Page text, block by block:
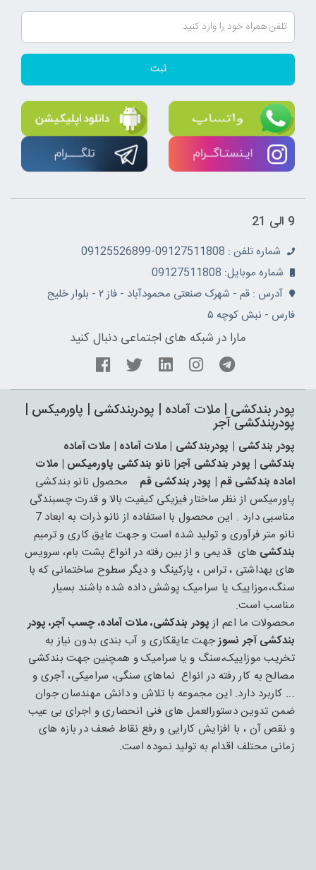
ثبت
9 الی 21
شماره تلفن : 09127511808-09125526899
شماره موبایل: 09127511808
آدرس : قم - شهرک صنعتی محمودآباد - فاز ۲ - بلوار خلیج
فارس - نبش کوچه ۵
مارا در شبکه های اجتماعی دنبال کنید
پودر بندکشی | ملات آماده | پودربندکشی | پاورمیکس |
پودربندکشی آجر
پودر بندکشی | پودربندکشی | ملات آماده | ملات آماده
بندکشی | پودر بندکشی آجر| نانو بندکشی پاورمیکس | ملات
اماده بندکشی قم | پودر بندکشی قم
محصول نانو بندکشی
پاورمیکس از نظر ساختار فیزیکی کیفیت بالا و قدرت چسبندگی
مناسبی دارد . این محصول با استفاده از نانو ذرات به ابعاد 7
نانو متر فرآوری و تولید شده است و جهت عایق کاری و ترمیم
بندکشی های قدیمی و از بین رفته در انواع پشت بام، سرویس
های بهداشتی ، تراس ، پارکینگ و دیگر سطوح ساختمانی که با
سنگ،موزاییک یا سرامیک پوشش داده شده باشند بسیار
مناسب است.
محصولات ما اعم ازپودر بندکشی، ملات آماده، چسب آجر، پودر
بندکشی آجر نسوزجهت عایقکاری و آب بندی بدون نیاز به
تخریب موزاییک،سنگ و یا سرامیک و همچنین جهت بندکشی
مصالح به کار رفته در انواع نماهای سنگی، سرامیکی، آجری و
... کاربرد دارد. این مجموعه با تلاش و دانش مهندسان جوان
ضمن تدوین دستورالعمل های فنی انحصاری و اجرای بی عیب
و نقص آن ، با افزایش کارایی و رفع نقاط ضعف در بازه های
زمانی محتلف اقدام به تولید نموده است.